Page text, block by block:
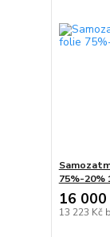
75%-20%
16 000
13 223 Kč